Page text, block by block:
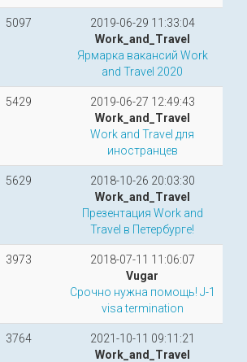
5097
2019-06-29 11:33:04
Work_and_Travel
Ярмарка вакансий Work
and Travel 2020
5429
2019-06-27 12:49:43
Work_and_Travel
Work and Travel для
иностранцев
5629
2018-10-26 20:03:30
Work_and_Travel
Презентация Work and
Travel в Петербурге!
3973
2018-07-11 11:06:07
Vugar
Срочно нужна помощь! J-1
visa termination
3764
2021-10-11 09:11:21
Work_and_Travel